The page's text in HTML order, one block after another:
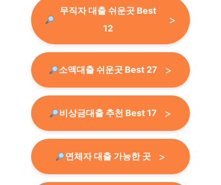
무직자 대출 쉬운곳 Best
12
소액대출 쉬운곳 Best 27
비상금대출 추천 Best 17
연체자 대출 가능한 곳